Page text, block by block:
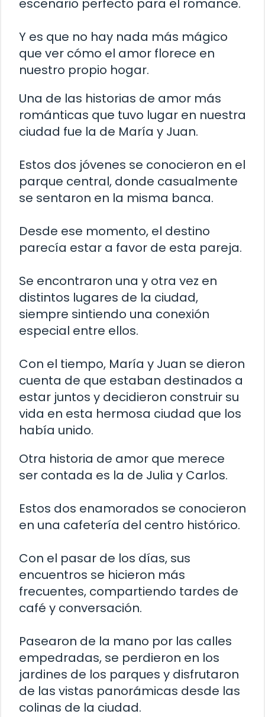
escenario perfecto para el romance.
Y es que no hay nada más mágico
que ver cómo el amor florece en
nuestro propio hogar.
Una de las historias de amor más
románticas que tuvo lugar en nuestra
ciudad fue la de María y Juan.
Estos dos jóvenes se conocieron en el
parque central, donde casualmente
se sentaron en la misma banca.
Desde ese momento, el destino
parecía estar a favor de esta pareja.
Se encontraron una y otra vez en
distintos lugares de la ciudad,
siempre sintiendo una conexión
especial entre ellos.
Con el tiempo, María y Juan se dieron
cuenta de que estaban destinados a
estar juntos y decidieron construir su
vida en esta hermosa ciudad que los
había unido.
Otra historia de amor que merece
ser contada es la de Julia y Carlos.
Estos dos enamorados se conocieron
en una cafetería del centro histórico.
Con el pasar de los días, sus
encuentros se hicieron más
frecuentes, compartiendo tardes de
café y conversación.
Pasearon de la mano por las calles
empedradas, se perdieron en los
jardines de los parques y disfrutaron
de las vistas panorámicas desde las
colinas de la ciudad.